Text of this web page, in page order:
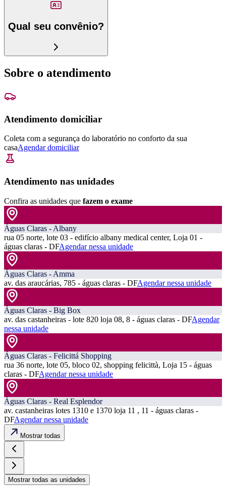
Qual seu convênio?
Sobre o atendimento
Atendimento domiciliar
Coleta com a segurança do laboratório no conforto da sua
casaAgendar domiciliar
Atendimento nas unidades
Confira as unidades que fazem o exame
Águas Claras - Albany
rua 05 norte, lote 03 - edifício albany medical center, Loja 01 -
águas claras - DFAgendar nessa unidade
Águas Claras - Amma
av. das araucárias, 785 - águas claras - DFAgendar nessa unidade
Águas Claras - Big Box
av. das castanheiras - lote 820 loja 08, 8 - águas claras - DFAgendar
nessa unidade
Águas Claras - Felicittá Shopping
rua 36 norte, lote 05, bloco 02, shopping felicittà, Loja 15 - águas
claras - DFAgendar nessa unidade
Águas Claras - Real Esplendor
av. castanheiras lotes 1310 e 1370 loja 11 , 11 - águas claras -
DFAgendar nessa unidade
Mostrar todas
Mostrar todas as unidades